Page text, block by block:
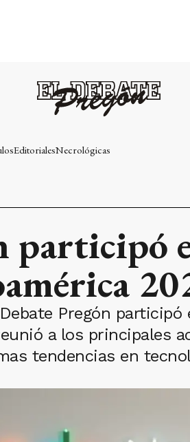
EditorialesNecrológicas
participó
Pregón
a los principales
tendencias en